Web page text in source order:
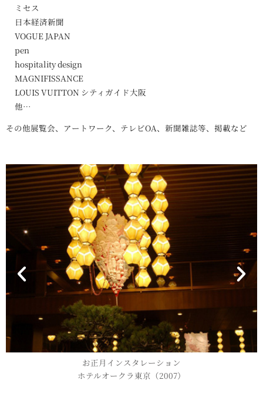
ミセス
日本経済新聞
VOGUE JAPAN
pen
hospitality design
MAGNIFISSANCE
LOUIS VUITTON シティガイド大阪
他…
その他展覧会、アートワーク、テレビOA、新聞雑誌等、掲載など
お正月インスタレーション
ホテルオークラ東京（2007）